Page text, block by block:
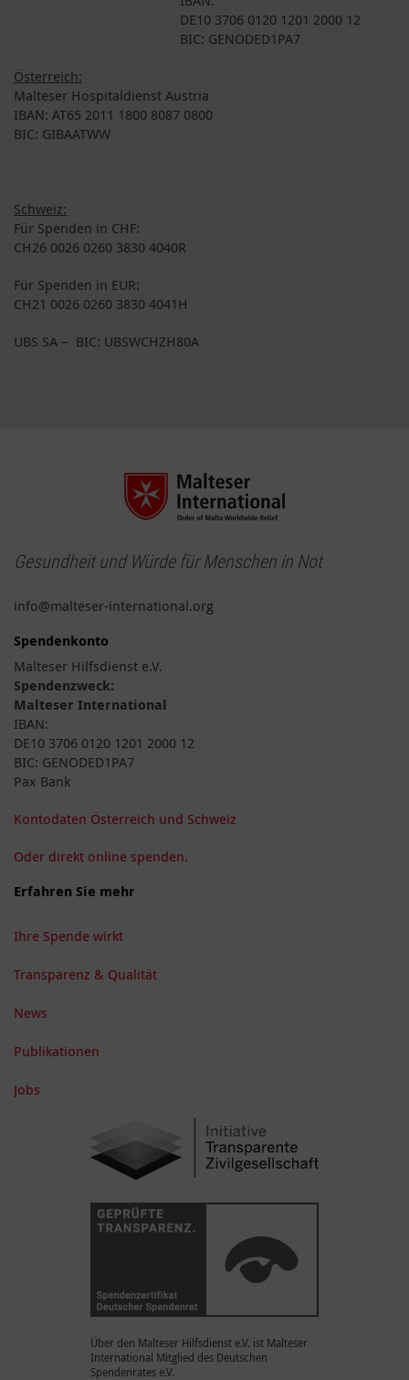
DE10 3706 0120 1201 2000 12
BIC: GENODED1PA7
Österreich:
Malteser Hospitaldienst Austria
IBAN: AT65 2011 1800 8087 0800
BIC: GIBAATWW
Schweiz:
Für Spenden in CHF:
CH26 0026 0260 3830 4040R
Für Spenden in EUR:
CH21 0026 0260 3830 4041H
UBS SA – BIC: UBSWCHZH80A
Gesundheit und Würde für Menschen in Not
info@malteser-international.org
Spendenkonto
Malteser Hilfsdienst e.V.
Spendenzweck:
Malteser International
IBAN:
DE10 3706 0120 1201 2000 12
BIC: GENODED1PA7
Pax Bank
Kontodaten Österreich und Schweiz
Oder direkt online spenden.
Erfahren Sie mehr
Ihre Spende wirkt
Transparenz & Qualität
News
Publikationen
Jobs
Über den Malteser Hilfsdienst e.V. ist Malteser
International Mitglied des Deutschen
Spendenrates e.V.